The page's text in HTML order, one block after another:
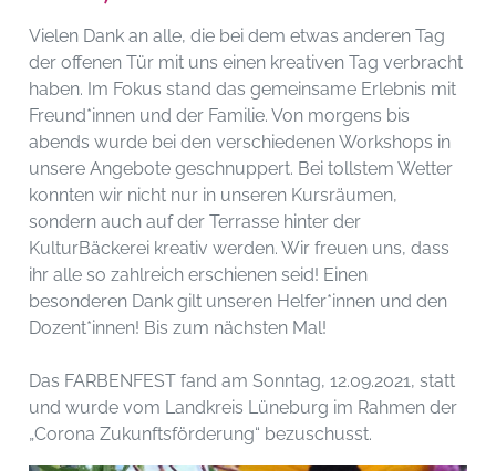
Vielen Dank an alle, die bei dem etwas anderen Tag
der offenen Tür mit uns einen kreativen Tag verbracht
haben. Im Fokus stand das gemeinsame Erlebnis mit
Freund*innen und der Familie. Von morgens bis
abends wurde bei den verschiedenen Workshops in
unsere Angebote geschnuppert. Bei tollstem Wetter
konnten wir nicht nur in unseren Kursräumen,
sondern auch auf der Terrasse hinter der
KulturBäckerei kreativ werden. Wir freuen uns, dass
ihr alle so zahlreich erschienen seid! Einen
besonderen Dank gilt unseren Helfer*innen und den
Dozent*innen! Bis zum nächsten Mal!
Das FARBENFEST fand am Sonntag, 12.09.2021, statt
und wurde vom Landkreis Lüneburg im Rahmen der
„Corona Zukunftsförderung“ bezuschusst.